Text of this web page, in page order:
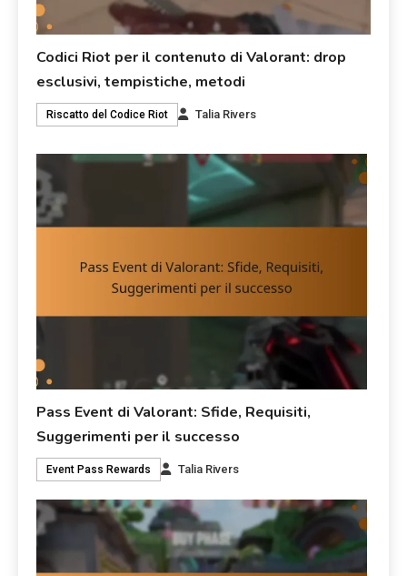
Codici Riot per il contenuto di Valorant: drop
esclusivi, tempistiche, metodi
Riscatto del Codice Riot Talia Rivers
Pass Event di Valorant: Sfide, Requisiti,
Suggerimenti per il successo
Event Pass Rewards Talia Rivers